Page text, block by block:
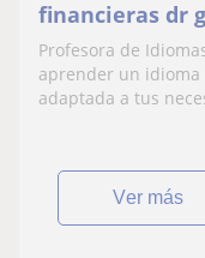
financieras dr
siempre
en idiomas
Profesora de
aprender un
adaptada a tus
ver más